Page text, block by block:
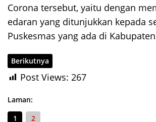
Corona tersebut, yaitu dengan
edaran yang ditunjukkan kepada
Puskesmas yang ada di
Berikutnya
Post Views: 267
Laman:
1
2